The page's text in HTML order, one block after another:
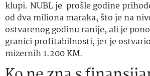
klupi. NUBL je prošle godine
od dva miliona maraka, što je na
ostvarenog godinu ranije, ali je
granici profitabilnosti, jer je
mizernih 1.200 KM.